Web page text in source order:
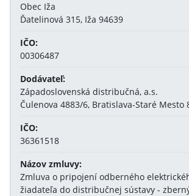
Obec Iža
Ďatelinová 315, Iža 94639
IČO:
00306487
Dodávateľ:
Západoslovenská distribučná, a.s.
Čulenova 4883/6, Bratislava-Staré Mesto
IČO:
36361518
Názov zmluvy:
Zmluva o pripojení odberného
žiadateľa do distribučnej sústavy -